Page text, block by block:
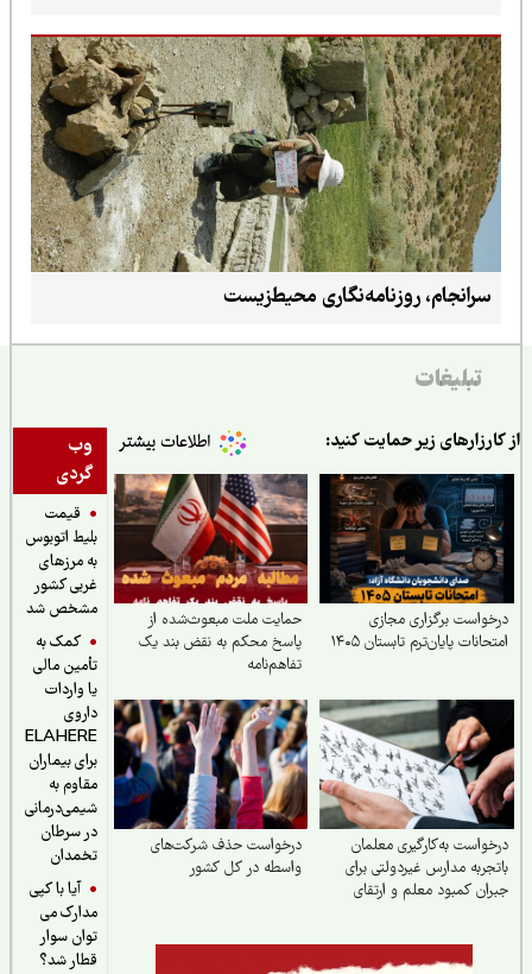
سرانجام، روزنامه‌نگاری محیط‌زیست
تبلیغات
وب
گردی
قیمت
بلیط اتوبوس
به مرزهای
غربی کشور
مشخص شد
کمک به
تأمین مالی
یا واردات
داروی
ELAHERE
برای بیماران
مقاوم به
شیمی‌درمانی
در سرطان
تخمدان
آیا با کپی
مدارک می
توان سوار
قطار شد؟
زیر حمایت کنید:
برگزاری مجازی
پایان‌ترم تابستان ۱۴۰۵
حمایت ملت مبعوث‌شده از
پاسخ محکم به نقض بند یک
تفاهم‌نامه
به‌کارگیری معلمان
مدارس غیردولتی برای
کمبود معلم و ارتقای
درخواست حذف شرکت‌های
واسطه در کل کشور